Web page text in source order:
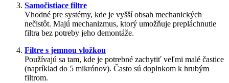
Samočistiace filtre
Vhodné pre systémy, kde je vyšší obsah mechanických
nečistôt. Majú mechanizmus, ktorý umožňuje prepláchnutie
filtra bez potreby jeho demontáže.
Filtre s jemnou vložkou
Používajú sa tam, kde je potrebné zachytiť veľmi malé častice
(napríklad do 5 mikrónov). Často sú doplnkom k hrubým
filtrom.